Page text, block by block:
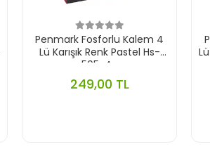
Penmark Fosforlu Kalem 4
Lü Karışık Renk Pastel Hs-
505-4p
249,00 TL